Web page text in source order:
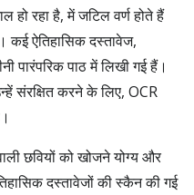
हो रहा है, में जटिल वर्ण होते हैं
ऐतिहासिक दस्तावेज,
पारंपरिक पाठ में लिखी गई हैं।
संरक्षित करने के लिए, OCR
छवियों को खोजने योग्य और
दस्तावेजों की स्कैन की गई